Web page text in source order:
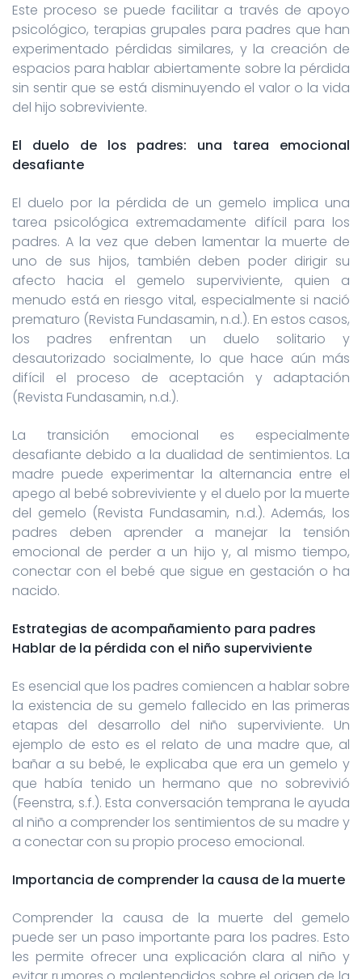
Este proceso se puede facilitar a través de apoyo
psicológico, terapias grupales para padres que han
experimentado pérdidas similares, y la creación de
espacios para hablar abiertamente sobre la pérdida
sin sentir que se está disminuyendo el valor o la vida
del hijo sobreviviente.
El duelo de los padres: una tarea emocional
desafiante
El duelo por la pérdida de un gemelo implica una
tarea psicológica extremadamente difícil para los
padres. A la vez que deben lamentar la muerte de
uno de sus hijos, también deben poder dirigir su
afecto hacia el gemelo superviviente, quien a
menudo está en riesgo vital, especialmente si nació
prematuro (Revista Fundasamin, n.d.). En estos casos,
los padres enfrentan un duelo solitario y
desautorizado socialmente, lo que hace aún más
difícil el proceso de aceptación y adaptación
(Revista Fundasamin, n.d.).
La transición emocional es especialmente
desafiante debido a la dualidad de sentimientos. La
madre puede experimentar la alternancia entre el
apego al bebé sobreviviente y el duelo por la muerte
del gemelo (Revista Fundasamin, n.d.). Además, los
padres deben aprender a manejar la tensión
emocional de perder a un hijo y, al mismo tiempo,
conectar con el bebé que sigue en gestación o ha
nacido.
Estrategias de acompañamiento para padres
Hablar de la pérdida con el niño superviviente
Es esencial que los padres comiencen a hablar sobre
la existencia de su gemelo fallecido en las primeras
etapas del desarrollo del niño superviviente. Un
ejemplo de esto es el relato de una madre que, al
bañar a su bebé, le explicaba que era un gemelo y
que había tenido un hermano que no sobrevivió
(Feenstra, s.f.). Esta conversación temprana le ayuda
al niño a comprender los sentimientos de su madre y
a conectar con su propio proceso emocional.
Importancia de comprender la causa de la muerte
Comprender la causa de la muerte del gemelo
puede ser un paso importante para los padres. Esto
les permite ofrecer una explicación clara al niño y